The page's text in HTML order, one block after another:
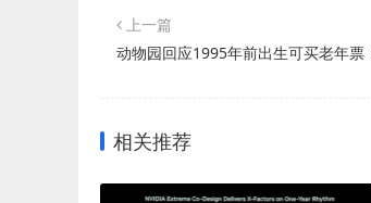
上一篇
动物园回应1995年前出生可买老年票
相关推荐